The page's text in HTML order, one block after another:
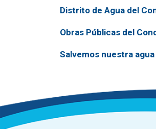
Distrito de Agua del
Obras Públicas del
Salvemos nuestra agua